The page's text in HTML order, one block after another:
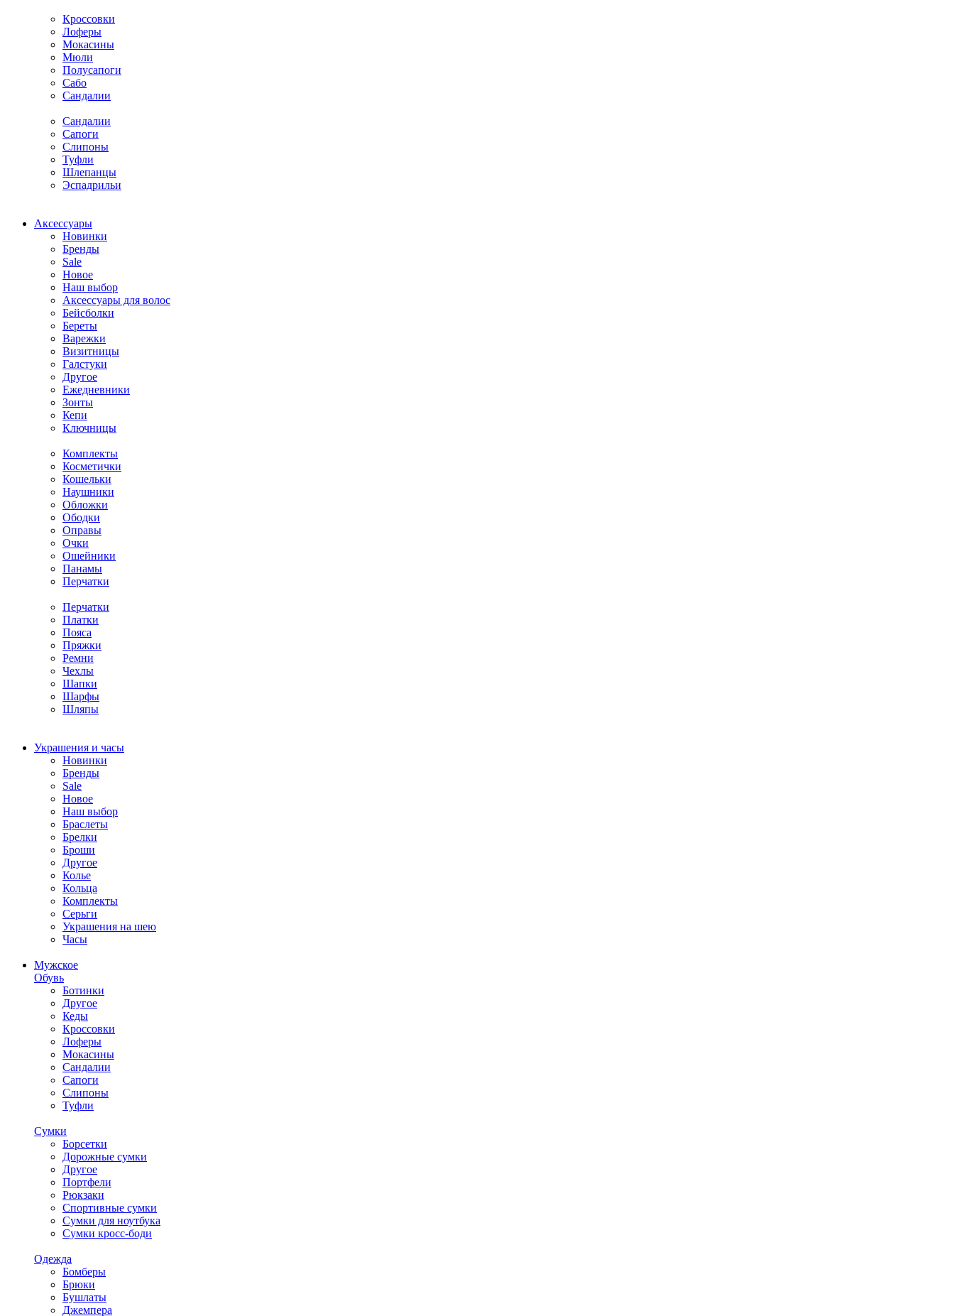
Кроссовки
Лоферы
Мокасины
Мюли
Полусапоги
Сабо
Сандалии
Сандалии
Сапоги
Слипоны
Туфли
Шлепанцы
Эспадрильи
Аксессуары
Новинки
Бренды
Sale
Новое
Наш выбор
Аксессуары для волос
Бейсболки
Береты
Варежки
Визитницы
Галстуки
Другое
Ежедневники
Зонты
Кепи
Ключницы
Комплекты
Косметички
Кошельки
Наушники
Обложки
Ободки
Оправы
Очки
Ошейники
Панамы
Перчатки
Перчатки
Платки
Пояса
Пряжки
Ремни
Чехлы
Шапки
Шарфы
Шляпы
Украшения и часы
Новинки
Бренды
Sale
Новое
Наш выбор
Браслеты
Брелки
Броши
Другое
Колье
Кольца
Комплекты
Серьги
Украшения на шею
Часы
Мужское
Обувь
Ботинки
Другое
Кеды
Кроссовки
Лоферы
Мокасины
Сандалии
Сапоги
Слипоны
Туфли
Сумки
Борсетки
Дорожные сумки
Другое
Портфели
Рюкзаки
Спортивные сумки
Сумки для ноутбука
Сумки кросс-боди
Одежда
Бомберы
Брюки
Бушлаты
Джемпера